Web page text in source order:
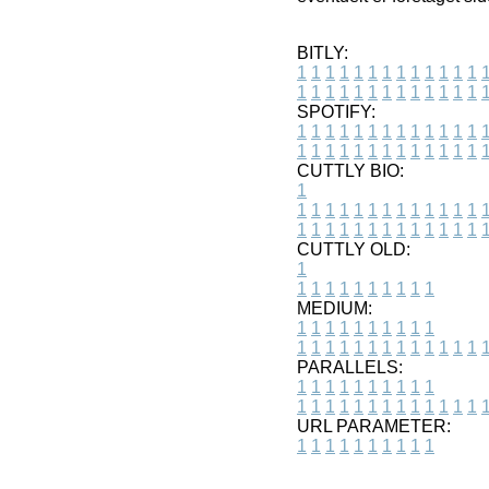
BITLY:
1 1 1 1 1 1 1 1 1 1 1 1 1 1
1 1 1 1 1 1 1 1 1 1 1 1 1 1
SPOTIFY:
1 1 1 1 1 1 1 1 1 1 1 1 1 1
1 1 1 1 1 1 1 1 1 1 1 1 1 1
CUTTLY BIO:
1
1 1 1 1 1 1 1 1 1 1 1 1 1 1
1 1 1 1 1 1 1 1 1 1 1 1 1 1
CUTTLY OLD:
1
1 1 1 1 1 1 1 1 1 1
MEDIUM:
1 1 1 1 1 1 1 1 1 1
1 1 1 1 1 1 1 1 1 1 1 1 1 1
PARALLELS:
1 1 1 1 1 1 1 1 1 1
1 1 1 1 1 1 1 1 1 1 1 1 1 1
URL PARAMETER:
1 1 1 1 1 1 1 1 1 1